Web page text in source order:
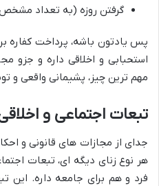
گرفتن روزه (به تعداد
پس یادتون باشه، پرداخت کفاره
استحبابی و اخلاقی داره و جزو
مهم ترین چیز، پشیمانی واقعی و
تبعات اجتماعی و
جدای از مجازات های قانونی و
هر نوع زنای دیگه ای، تبعات
فرد و هم برای جامعه داره. این